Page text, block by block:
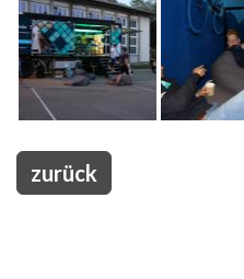
zurück